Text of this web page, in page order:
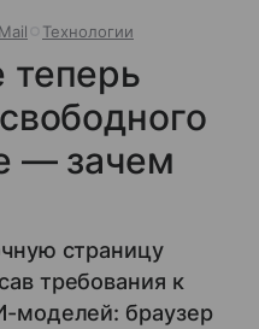
Технологии
теперь
— зачем
страницу
требования к
моделей: браузер